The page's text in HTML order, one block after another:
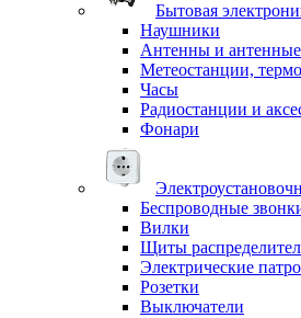
Бытовая
Наушники
Антенны и антенные
Метеостанции,
Часы
Радиостанции и
Фонари
Беспроводные
Вилки
Щиты
Электрические
Розетки
Выключатели